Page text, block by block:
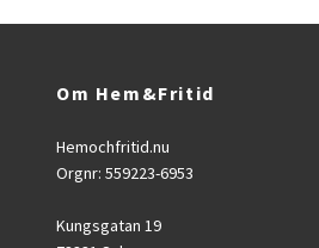
Om Hem&Fritid
Hemochfritid.nu
Orgnr: 559223-6953
Kungsgatan 19